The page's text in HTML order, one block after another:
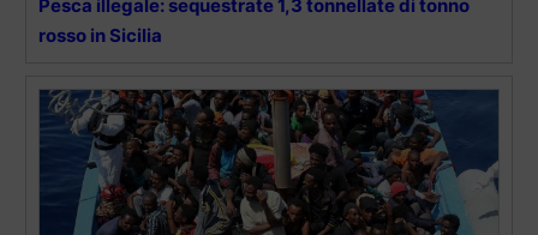
Pesca illegale: sequestrate 1,3 tonnellate di tonno
rosso in Sicilia